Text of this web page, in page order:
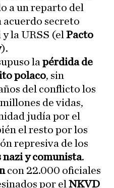
a un reparto del
acuerdo secreto
la URSS (el Pacto
).
la pérdida de
polaco, sin
del conflicto los
de vidas,
judía por el
el resto por los
represiva de los
y comunista.
con 22.000 oficiales
por el NKVD